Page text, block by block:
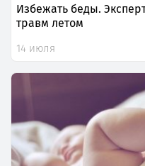
Избежать беды.
травм летом
14 июля